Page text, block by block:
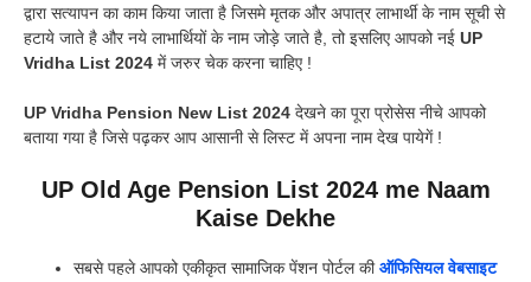
द्वारा सत्यापन का काम किया जाता है जिसमे मृतक और अपात्र लाभार्थी के नाम सूची से
हटाये जाते है और नये लाभार्थियों के नाम जोड़े जाते है, तो इसलिए आपको नई UP
Vridha List 2024 में जरुर चेक करना चाहिए !
UP Vridha Pension New List 2024 देखने का पूरा प्रोसेस नीचे आपको
बताया गया है जिसे पढ़कर आप आसानी से लिस्ट में अपना नाम देख पायेगें !
UP Old Age Pension List 2024 me Naam
Kaise Dekhe
सबसे पहले आपको एकीकृत सामाजिक पेंशन पोर्टल कीऑफिसियल वेबसाइट